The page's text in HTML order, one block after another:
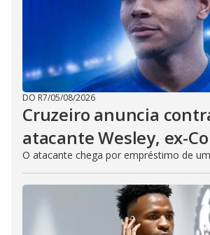
DO R7/05/08/2026
Cruzeiro anuncia
atacante Wesley, ex-
O atacante chega por empréstimo de